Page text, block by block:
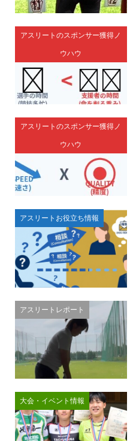
アスリートのスポンサー獲得ノ
ウハウ
アスリートのスポンサー獲得ノ
ウハウ
アスリートお役立ち情報
アスリートレポート
大会・イベント情報